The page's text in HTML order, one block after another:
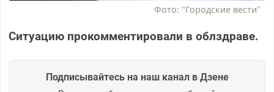
Фото: "Городские вести"
Ситуацию прокомментировали в облздраве.
Подписывайтесь на наш канал в Дзене